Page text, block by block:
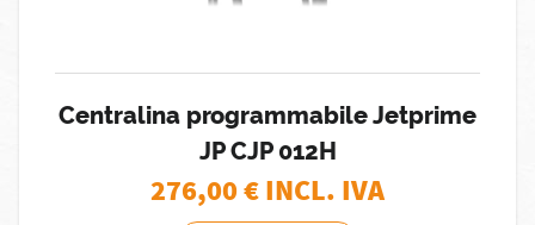
Centralina programmabile Jetprime
JP CJP 012H
276,00€ INCL. IVA